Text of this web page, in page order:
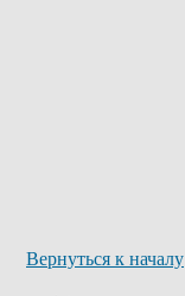
Вернуться к началу